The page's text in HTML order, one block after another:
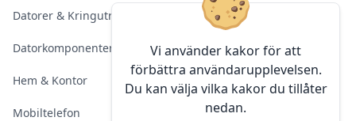
Vi använder kakor för att
förbättra användarupplevelsen.
Du kan välja vilka kakor du tillåter
nedan.
Datorer & Kringutrustning
Datorkomponenter
Hem & Kontor
Mobiltelefon
Server & Backup
Kameraövervakning
Konferens & Public Display
Sälja elektronik